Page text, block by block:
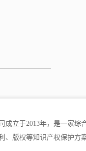
成立于2013年，是一家综
版权等知识产权保护方